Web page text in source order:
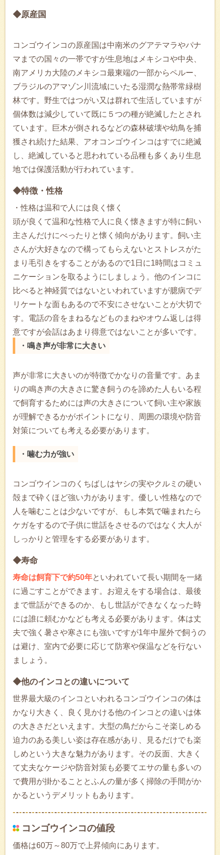
◆原産国
コンゴウインコの原産国は中南米のグアテマラやパナ
マまでの国々の一帯ですが生息地はメキシコや中央、
南アメリカ大陸のメキシコ最東端の一部からペルー、
ブラジルのアマゾン川流域にいたる湿潤な熱帯常緑樹
林です。野生ではつがい又は群れで生活していますが
個体数は減少していて既に５つの種が絶滅したとされ
ています。巨木が倒されるなどの森林破壊や幼鳥を捕
獲され続けた結果、アオコンゴウインコはすでに絶滅
し、絶滅していると思われている品種も多くあり生息
地では保護活動が行われています。
◆特徴・性格
・性格は温和で人には良く懐く
頭が良くて温和な性格で人に良く懐きますが特に飼い
主さんだけにべったりと懐く傾向があります。飼い主
さんが大好きなので構ってもらえないとストレスがた
まり毛引きをすることがあるので1日に1時間はコミュ
ニケーションを取るようにしましょう。他のインコに
比べると神経質ではないといわれていますが臆病でデ
リケートな面もあるので不安にさせないことが大切で
す。電話の音をまねるなどものまねやオウム返しは得
意ですが会話はあまり得意ではないことが多いです。
・鳴き声が非常に大きい
声が非常に大きいのが特徴でかなりの音量です。あま
りの鳴き声の大きさに驚き飼うのを諦めた人もいる程
で飼育するためには声の大きさについて飼い主や家族
が理解できるかがポイントになり、周囲の環境や防音
対策についても考える必要があります。
・噛む力が強い
コンゴウインコのくちばしはヤシの実やクルミの硬い
殻まで砕くほど強い力があります。優しい性格なので
人を噛むことは少ないですが、もし本気で噛まれたら
ケガをするので子供に世話をさせるのではなく大人が
しっかりと管理をする必要があります。
◆寿命
寿命は飼育下で約50年といわれていて長い期間を一緒
に過ごすことができます。お迎えをする場合は、最後
まで世話ができるのか、もし世話ができなくなった時
には誰に頼むかなども考える必要があります。体は丈
夫で強く暑さや寒さにも強いですが1年中屋外で飼うの
は避け、室内で必要に応じて防寒や保温などを行ない
ましょう。
◆他のインコとの違いについて
世界最大級のインコといわれるコンゴウインコの体は
かなり大きく、良く見かける他のインコとの違いは体
の大きさだといえます。大型の鳥だからこそ楽しめる
迫力のある美しい姿は存在感があり、見るだけでも楽
しめという大きな魅力があります。その反面、大きく
て丈夫なケージや防音対策も必要てエサの量も多いの
で費用が掛かることとふんの量が多く掃除の手間がか
かるというデメリットもあります。
コンゴウインコの値段
価格は60万～80万で上昇傾向にあります。